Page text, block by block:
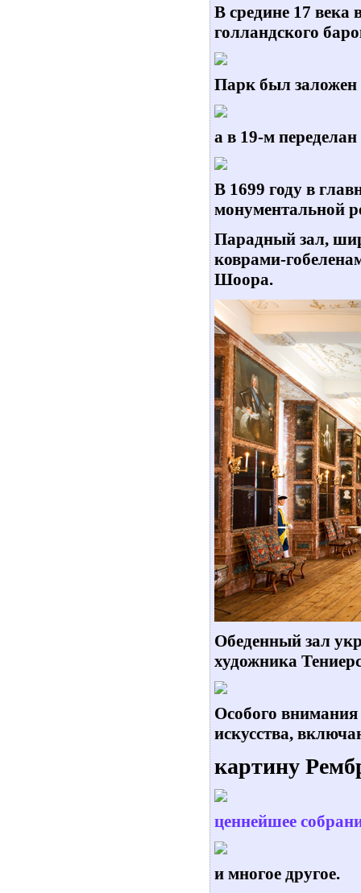
В средине 17 века
голландского
Парк был заложен
а в 19-м
В 1699 году в
монументальной
Парадный зал,
коврами-
Шоора.
Обеденный зал
художника
Особого внимания
искусства,
картину
ценнейшее
и многое другое.